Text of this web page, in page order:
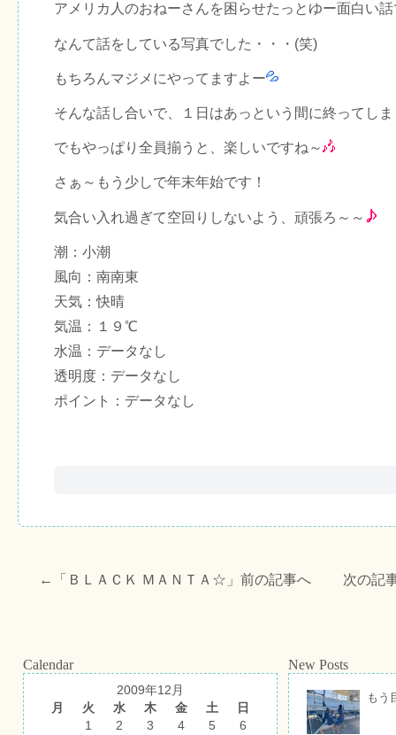
アメリカ人のおねーさんを困らせたっとゆー面白い
なんて話をしている写真でした・・・(笑)
もちろんマジメにやってますよー
そんな話し合いで、１日はあっという間に終ってし
でもやっぱり全員揃うと、楽しいですね～
さぁ～もう少しで年末年始です！
気合い入れ過ぎて空回りしないよう、頑張ろ～～
潮：小潮
風向：南南東
天気：快晴
気温：１９℃
水温：データなし
透明度：データなし
ポイント：データなし
←「 ＢＬＡＣＫ ＭＡＮＴＡ☆ 」前の記事へ 次の記
Calendar
2009年12月
月
火 水 木 金 土
日
1
2 3 4 5
6
New Posts
もう